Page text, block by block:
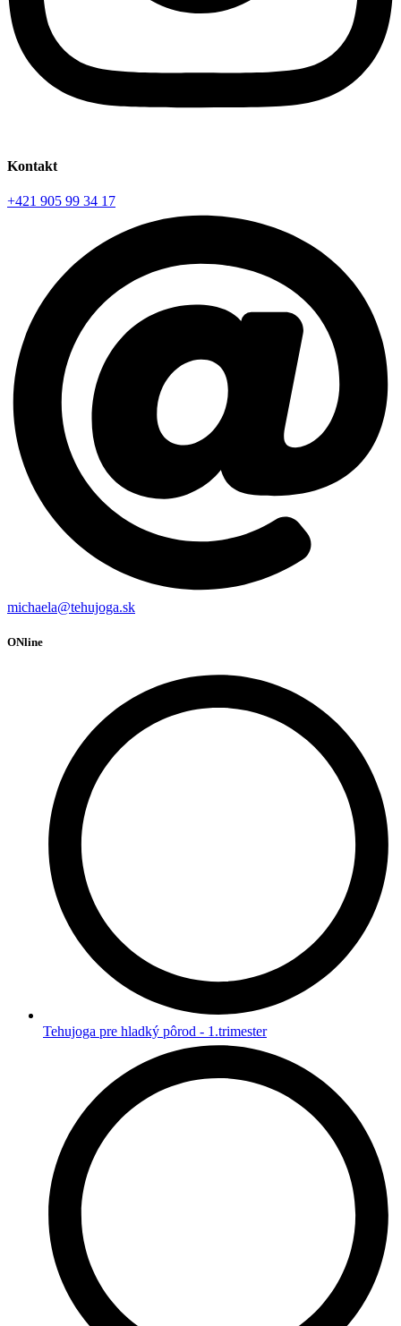
Kontakt
+421 905 99 34 17
michaela@tehujoga.sk
ONline
Tehujoga pre hladký pôrod - 1.trimester